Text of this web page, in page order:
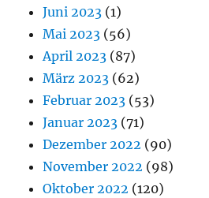
Juni 2023 (1)
Mai 2023 (56)
April 2023 (87)
März 2023 (62)
Februar 2023 (53)
Januar 2023 (71)
Dezember 2022 (90)
November 2022 (98)
Oktober 2022 (120)